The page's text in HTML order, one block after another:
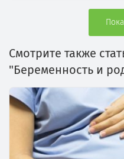
Смотрите также
"Беременность и